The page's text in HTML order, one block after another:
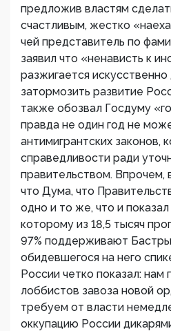
предложив властям
счастливым, жестко
чей представитель по
заявил что «ненависть к
разжигается искусственно
затормозить развитие
также обозвал Госдуму
правда не один год не
антимигрантских законов,
справедливости ради
правительством. Впрочем,
что Дума, что
одно и то же, что и
которому из 18,5 тысяч
97% поддерживают
обидевшегося на него
России четко показал: нам
лоббистов завоза новой
требуем от власти
оккупацию России